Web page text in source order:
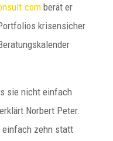
berät er
krisensicher
sie nicht einfach
Norbert Peter.
einfach zehn statt